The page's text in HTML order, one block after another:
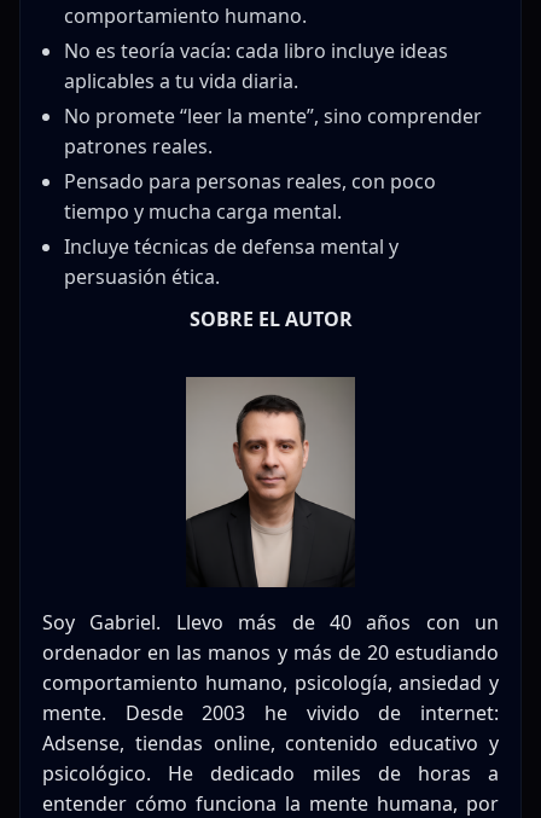
comportamiento humano.
No es teoría vacía: cada libro incluye ideas
aplicables a tu vida diaria.
No promete “leer la mente”, sino comprender
patrones reales.
Pensado para personas reales, con poco
tiempo y mucha carga mental.
Incluye técnicas de defensa mental y
persuasión ética.
SOBRE EL AUTOR
Soy Gabriel. Llevo más de 40 años con un
ordenador en las manos y más de 20 estudiando
comportamiento humano, psicología, ansiedad y
mente. Desde 2003 he vivido de internet:
Adsense, tiendas online, contenido educativo y
psicológico. He dedicado miles de horas a
entender cómo funciona la mente humana, por